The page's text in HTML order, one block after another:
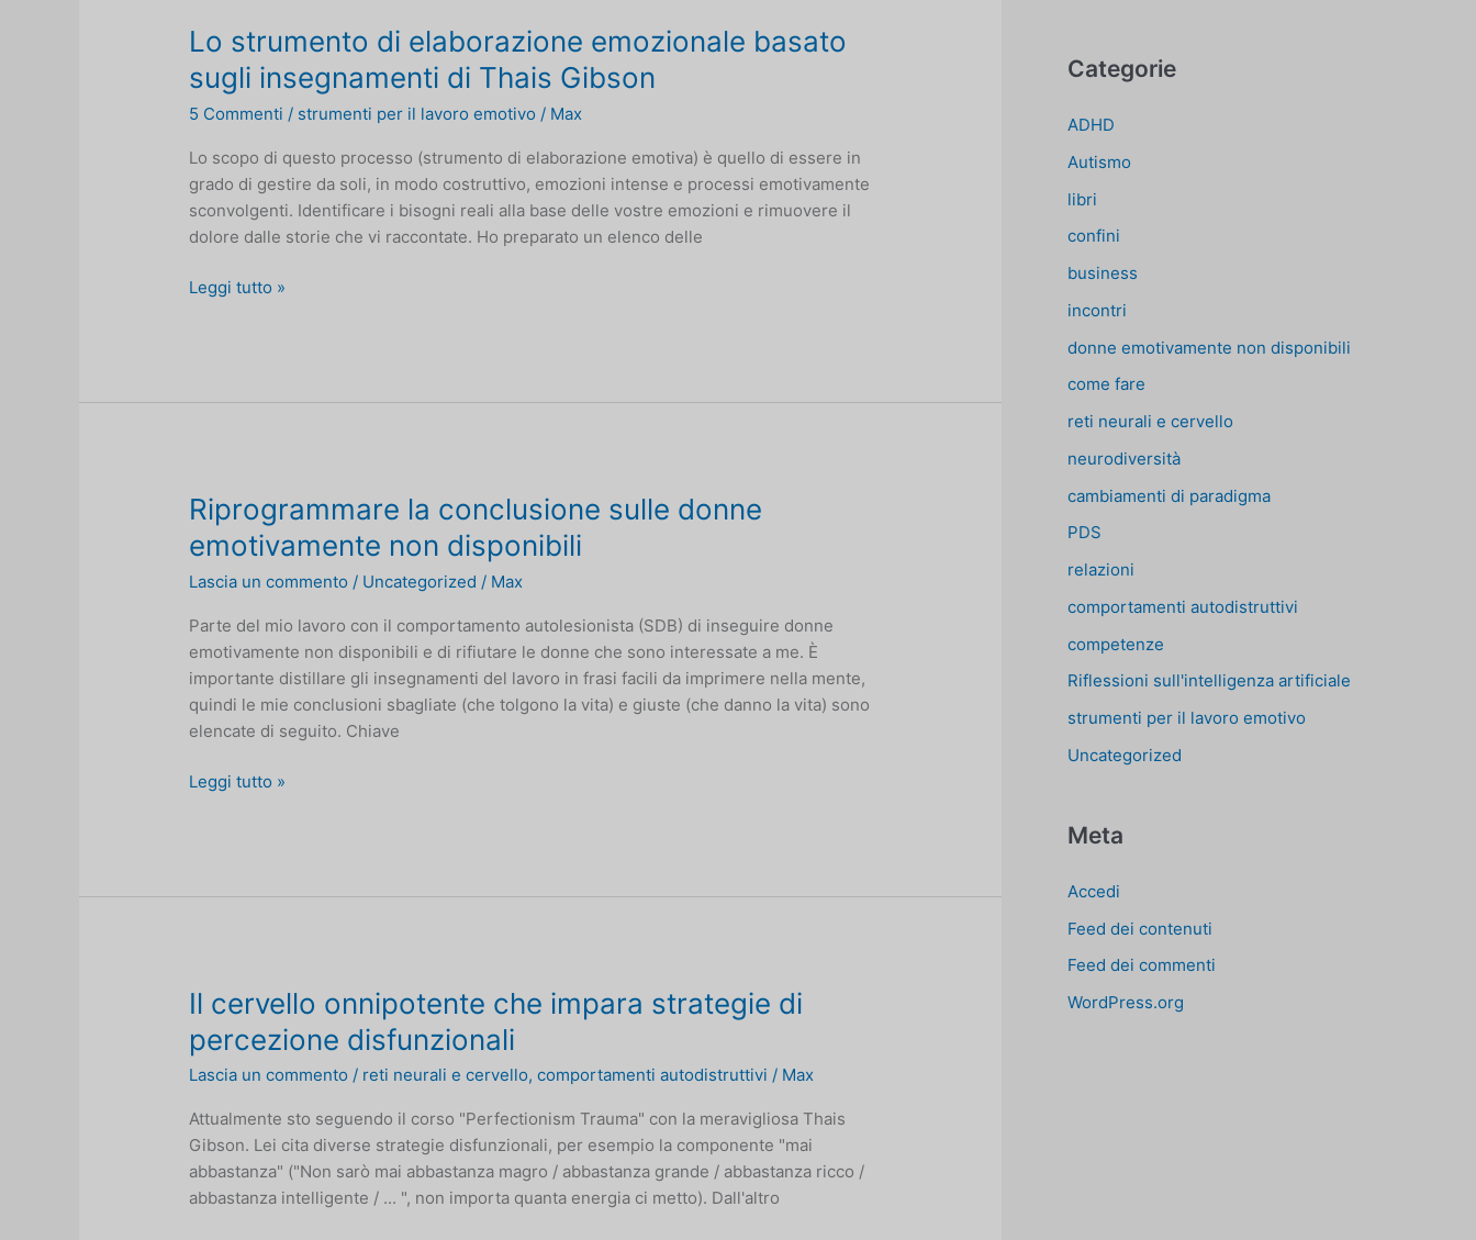
Lo strumento di elaborazione emozionale basato
sugli insegnamenti di Thais Gibson
5 Commenti / strumenti per il lavoro emotivo / Max
Lo scopo di questo processo (strumento di elaborazione emotiva) è quello di essere in
grado di gestire da soli, in modo costruttivo, emozioni intense e processi emotivamente
sconvolgenti. Identificare i bisogni reali alla base delle vostre emozioni e rimuovere il
dolore dalle storie che vi raccontate. Ho preparato un elenco delle
Lo
di
Thais
Gibson
Leggi tutto »
Riprogrammare la conclusione sulle donne
emotivamente non disponibili
Lascia un commento / Uncategorized / Max
Parte del mio lavoro con il comportamento autolesionista (SDB) di inseguire donne
emotivamente non disponibili e di rifiutare le donne che sono interessate a me. È
importante distillare gli insegnamenti del lavoro in frasi facili da imprimere nella mente,
quindi le mie conclusioni sbagliate (che tolgono la vita) e giuste (che danno la vita) sono
elencate di seguito. Chiave
Riprogrammare
Leggi tutto »
Il cervello onnipotente che impara strategie di
percezione disfunzionali
Lascia un commento / reti neurali e cervello,comportamenti autodistruttivi / Max
Attualmente sto seguendo il corso "Perfectionism Trauma" con la meravigliosa Thais
Gibson. Lei cita diverse strategie disfunzionali, per esempio la componente "mai
abbastanza" ("Non sarò mai abbastanza magro / abbastanza grande / abbastanza ricco /
abbastanza intelligente / ... ", non importa quanta energia ci metto). Dall'altro
Categorie
ADHD
Autismo
libri
confini
business
incontri
donne emotivamente non disponibili
come fare
reti neurali e cervello
neurodiversità
cambiamenti di paradigma
PDS
relazioni
comportamenti autodistruttivi
competenze
Riflessioni sull'intelligenza artificiale
strumenti per il lavoro emotivo
Uncategorized
Meta
Accedi
Feed dei contenuti
Feed dei commenti
WordPress.org